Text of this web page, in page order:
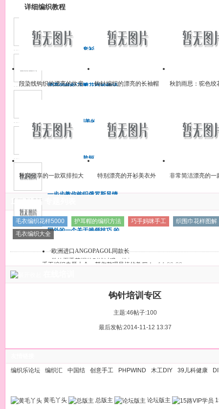
花样欣赏
详细编织教程
简单的握手服套衫的详细织
（3.2mm
漂亮的钩针花瓣花样的钩法
彼岸繁花·特别美的钩针连衣
裙花样和钩法步骤图
彼岸繁花·特别美的钩针连衣
非常清爽的一款短袖钩衣花
给出！
非常清爽的一款短袖钩衣花
给出！
一步步教你钩织俄罗斯风情
一步步教你钩织俄罗斯风情
的小外套
国外的一个关于挑领技巧 的
教程，图片详细能看懂吗？
国外的一个关于挑领技巧 的
教程，图片详细能看懂吗？
·欧洲进口ANGOPAGOL同款长段染毛
·学钩夏季草帽的别错过哦，艳子4.
段染线钩织的漂亮的坎肩
钩针编织的漂亮的长袖帽
秋韵雨思：驼色绞
秋实分享的一款双排扣大
特别漂亮的开衫美衣外
非常简洁漂亮的一
15路驿站 专题列表
毛衣编织花样5000 护耳帽的编织方法 巧手妈咪手工
织围巾花样图解
毛衣编织大全
手工编织专题大全，帮您整理最棒的教程！ 14-09-22
钩针培训专区
主题:46帖子:100
最后发帖:2014-11-12 13:37
编织乐论坛 编织汇 中国结 创意手工 PHPWIND 木工DIY 39儿科健康
黄毛丫头 总版主 论坛版主